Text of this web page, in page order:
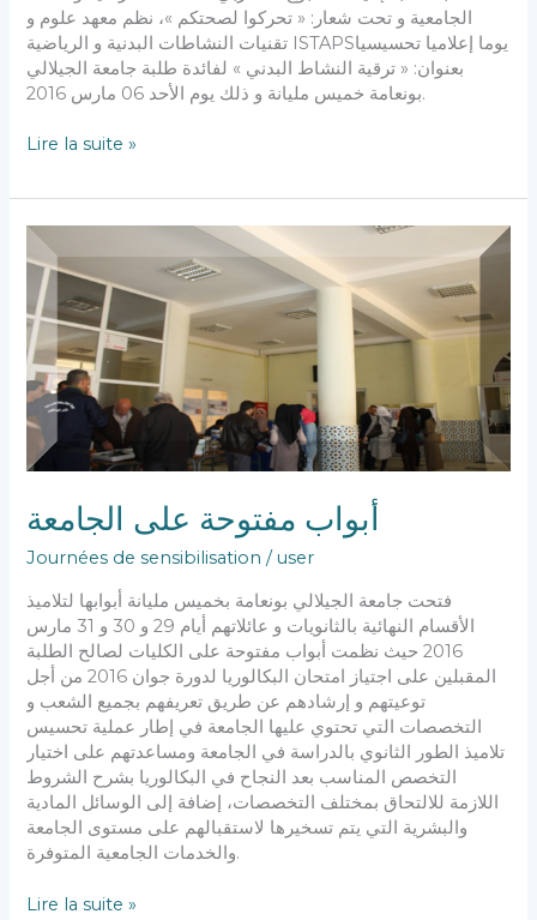
الجامعية و تحت شعار: « تحركوا لصحتكم »، نظم معهد علوم و
تقنيات النشاطات البدنية و الرياضية ISTAPSيوما إعلاميا تحسيسيا
بعنوان: « ترقية النشاط البدني » لفائدة طلبة جامعة الجيلالي
بونعامة خميس مليانة و ذلك يوم الأحد 06 مارس 2016.
Lire la suite »
أبواب مفتوحة على الجامعة
Journées de sensibilisation /user
فتحت جامعة الجيلالي بونعامة بخميس مليانة أبوابها لتلاميذ
الأقسام النهائية بالثانويات و عائلاتهم أيام 29 و 30 و 31 مارس
2016 حيث نظمت أبواب مفتوحة على الكليات لصالح الطلبة
المقبلين على اجتياز امتحان البكالوريا لدورة جوان 2016 من أجل
توعيتهم و إرشادهم عن طريق تعريفهم بجميع الشعب و
التخصصات التي تحتوي عليها الجامعة في إطار عملية تحسيس
تلاميذ الطور الثانوي بالدراسة في الجامعة ومساعدتهم على اختيار
التخصص المناسب بعد النجاح في البكالوريا بشرح الشروط
اللازمة للالتحاق بمختلف التخصصات، إضافة إلى الوسائل المادية
والبشرية التي يتم تسخيرها لاستقبالهم على مستوى الجامعة
والخدمات الجامعية المتوفرة.
أبواب
مفتوحة
على
الجامعة
Lire la suite »